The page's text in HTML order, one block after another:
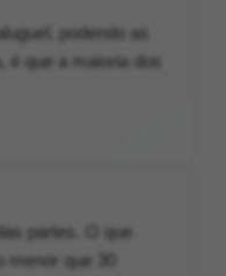
podendo as
é que a maioria dos
partes. O que
que 30